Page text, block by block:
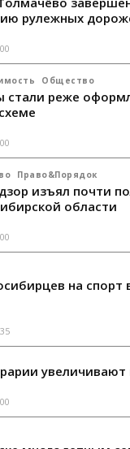
рулежных
Общество
стали реже
Право&Порядок
изъял почти
области
на спорт